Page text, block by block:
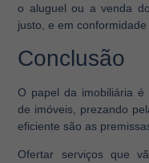
o aluguel ou a venda
justo, e em
Conclusão
O papel da imobiliária é
de imóveis, prezando
eficiente são as
Ofertar serviços que